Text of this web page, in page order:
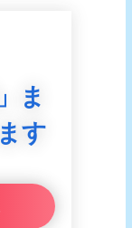
ま
す